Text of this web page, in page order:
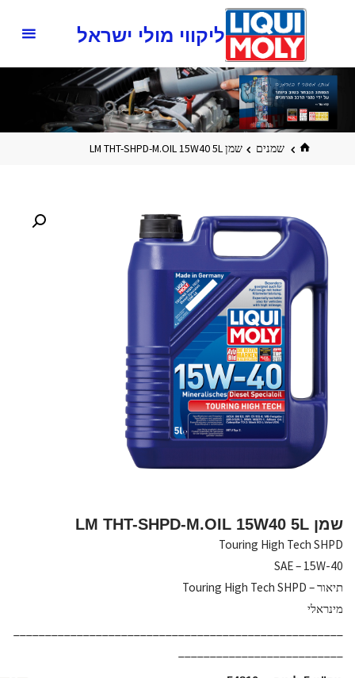
ליקווי מולי ישראל
שמנים שמן LM THT-SHPD-M.OIL 15W40 5L
שמן LM THT-SHPD-M.OIL 15W40 5L
Touring High Tech SHPD
SAE – 15W-40
תיאור – Touring High Tech SHPD
מינראלי